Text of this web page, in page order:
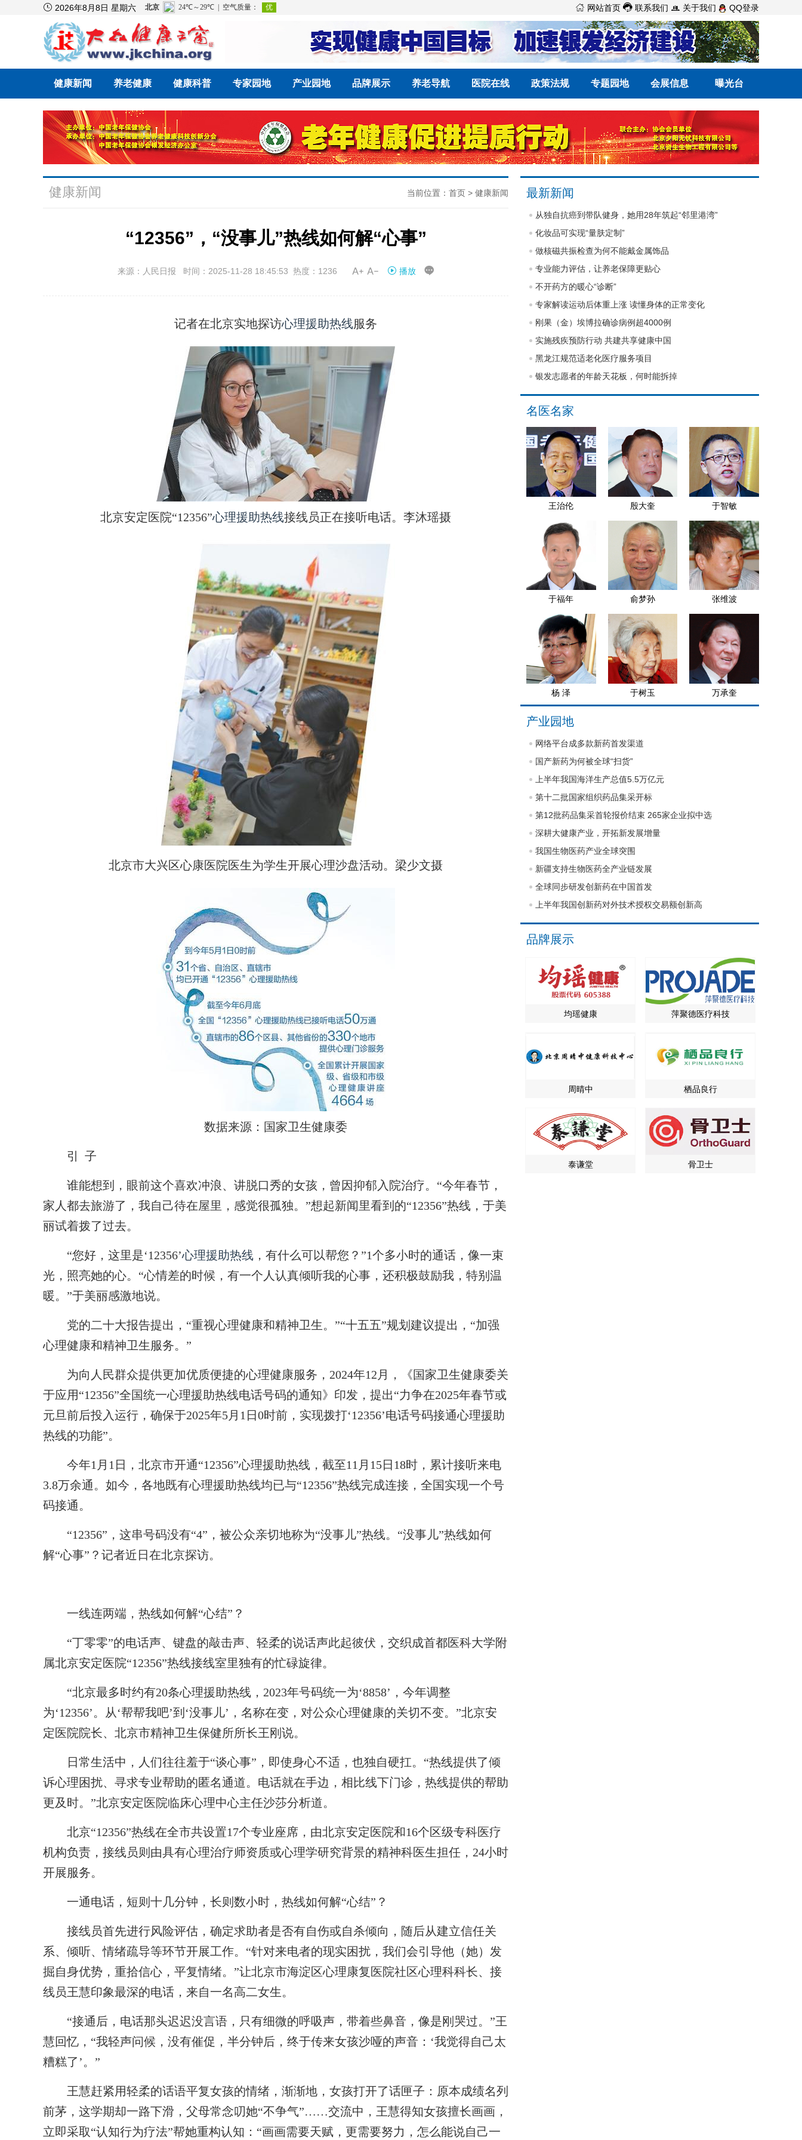
 2026年8月8日 星期六  网站首页  联系我们  关于我们 QQ登录
健康新闻 养老健康 健康科普 专家园地 产业园地 品牌展示 养老导航 医院在线 政策法规 专题园地 会展信息 曝光台
健康新闻 当前位置： 首页 > 健康新闻
“12356”，“没事儿”热线如何解“心事”
来源：人民日报 时间：2025-11-28 18:45:53 热度：1236  播放 
记者在北京实地探访心理援助热线服务
北京安定医院“12356”心理援助热线接线员正在接听电话。李沐瑶摄
北京市大兴区心康医院医生为学生开展心理沙盘活动。梁少文摄
数据来源：国家卫生健康委
引 子
谁能想到，眼前这个喜欢冲浪、讲脱口秀的女孩，曾因抑郁入院治疗。“今年春节，
家人都去旅游了，我自己待在屋里，感觉很孤独。”想起新闻里看到的“12356”热线，于美
丽试着拨了过去。
“您好，这里是‘12356’心理援助热线 ，有什么可以帮您？”1个多小时的通话，像一束
光，照亮她的心。“心情差的时候，有一个人认真倾听我的心事，还积极鼓励我，特别温
暖。”于美丽感激地说。
党的二十大报告提出，“重视心理健康和精神卫生。”“十五五”规划建议提出，“加强
心理健康和精神卫生服务。”
为向人民群众提供更加优质便捷的心理健康服务，2024年12月，《国家卫生健康委关
于应用“12356”全国统一心理援助热线电话号码的通知》印发，提出“力争在2025年春节或
元旦前后投入运行，确保于2025年5月1日0时前，实现拨打‘12356’电话号码接通心理援助
热线的功能”。
今年1月1日，北京市开通“12356”心理援助热线，截至11月15日18时，累计接听来电
3.8万余通。如今，各地既有心理援助热线均已与“12356”热线完成连接，全国实现一个号
码接通。
“12356”，这串号码没有“4”，被公众亲切地称为“没事儿”热线。“没事儿”热线如何
解“心事”？记者近日在北京探访。
一线连两端，热线如何解“心结”？
“丁零零”的电话声、键盘的敲击声、轻柔的说话声此起彼伏，交织成首都医科大学附
属北京安定医院“12356”热线接线室里独有的忙碌旋律。
“北京最多时约有20条心理援助热线，2023年号码统一为‘8858’，今年调整
为‘12356’。从‘帮帮我吧’到‘没事儿’，名称在变，对公众心理健康的关切不变。”北京安
定医院院长、北京市精神卫生保健所所长王刚说。
日常生活中，人们往往羞于“谈心事”，即使身心不适，也独自硬扛。“热线提供了倾
诉心理困扰、寻求专业帮助的匿名通道。电话就在手边，相比线下门诊，热线提供的帮助
更及时。”北京安定医院临床心理中心主任沙莎分析道。
北京“12356”热线在全市共设置17个专业座席，由北京安定医院和16个区级专科医疗
机构负责，接线员则由具有心理治疗师资质或心理学研究背景的精神科医生担任，24小时
开展服务。
一通电话，短则十几分钟，长则数小时，热线如何解“心结”？
接线员首先进行风险评估，确定求助者是否有自伤或自杀倾向，随后从建立信任关
系、倾听、情绪疏导等环节开展工作。“针对来电者的现实困扰，我们会引导他（她）发
掘自身优势，重拾信心，平复情绪。”让北京市海淀区心理康复医院社区心理科科长、接
线员王慧印象最深的电话，来自一名高二女生。
“接通后，电话那头迟迟没言语，只有细微的呼吸声，带着些鼻音，像是刚哭过。”王
慧回忆，“我轻声问候，没有催促，半分钟后，终于传来女孩沙哑的声音：‘我觉得自己太
糟糕了’。”
王慧赶紧用轻柔的话语平复女孩的情绪，渐渐地，女孩打开了话匣子：原本成绩名列
前茅，这学期却一路下滑，父母常念叨她“不争气”……交流中，王慧得知女孩擅长画画，
立即采取“认知行为疗法”帮她重构认知：“画画需要天赋，更需要努力，怎么能说自己一
最新新闻
从独自抗癌到带队健身，她用28年筑起“邻里港湾”
化妆品可实现“量肤定制”
做核磁共振检查为何不能戴金属饰品
专业能力评估，让养老保障更贴心
不开药方的暖心“诊断”
专家解读运动后体重上涨 读懂身体的正常变化
刚果（金）埃博拉确诊病例超4000例
实施残疾预防行动 共建共享健康中国
黑龙江规范适老化医疗服务项目
银发志愿者的年龄天花板，何时能拆掉
名医名家
王治伦 殷大奎 于智敏
于福年 俞梦孙 张维波
杨 泽 于树玉 万承奎
产业园地
网络平台成多款新药首发渠道
国产新药为何被全球“扫货”
上半年我国海洋生产总值5.5万亿元
第十二批国家组织药品集采开标
第12批药品集采首轮报价结束 265家企业拟中选
深耕大健康产业，开拓新发展增量
我国生物医药产业全球突围
新疆支持生物医药全产业链发展
全球同步研发创新药在中国首发
上半年我国创新药对外技术授权交易额创新高
品牌展示
均瑶健康 萍聚德医疗科技
周晴中 栖品良行
泰谦堂 骨卫士